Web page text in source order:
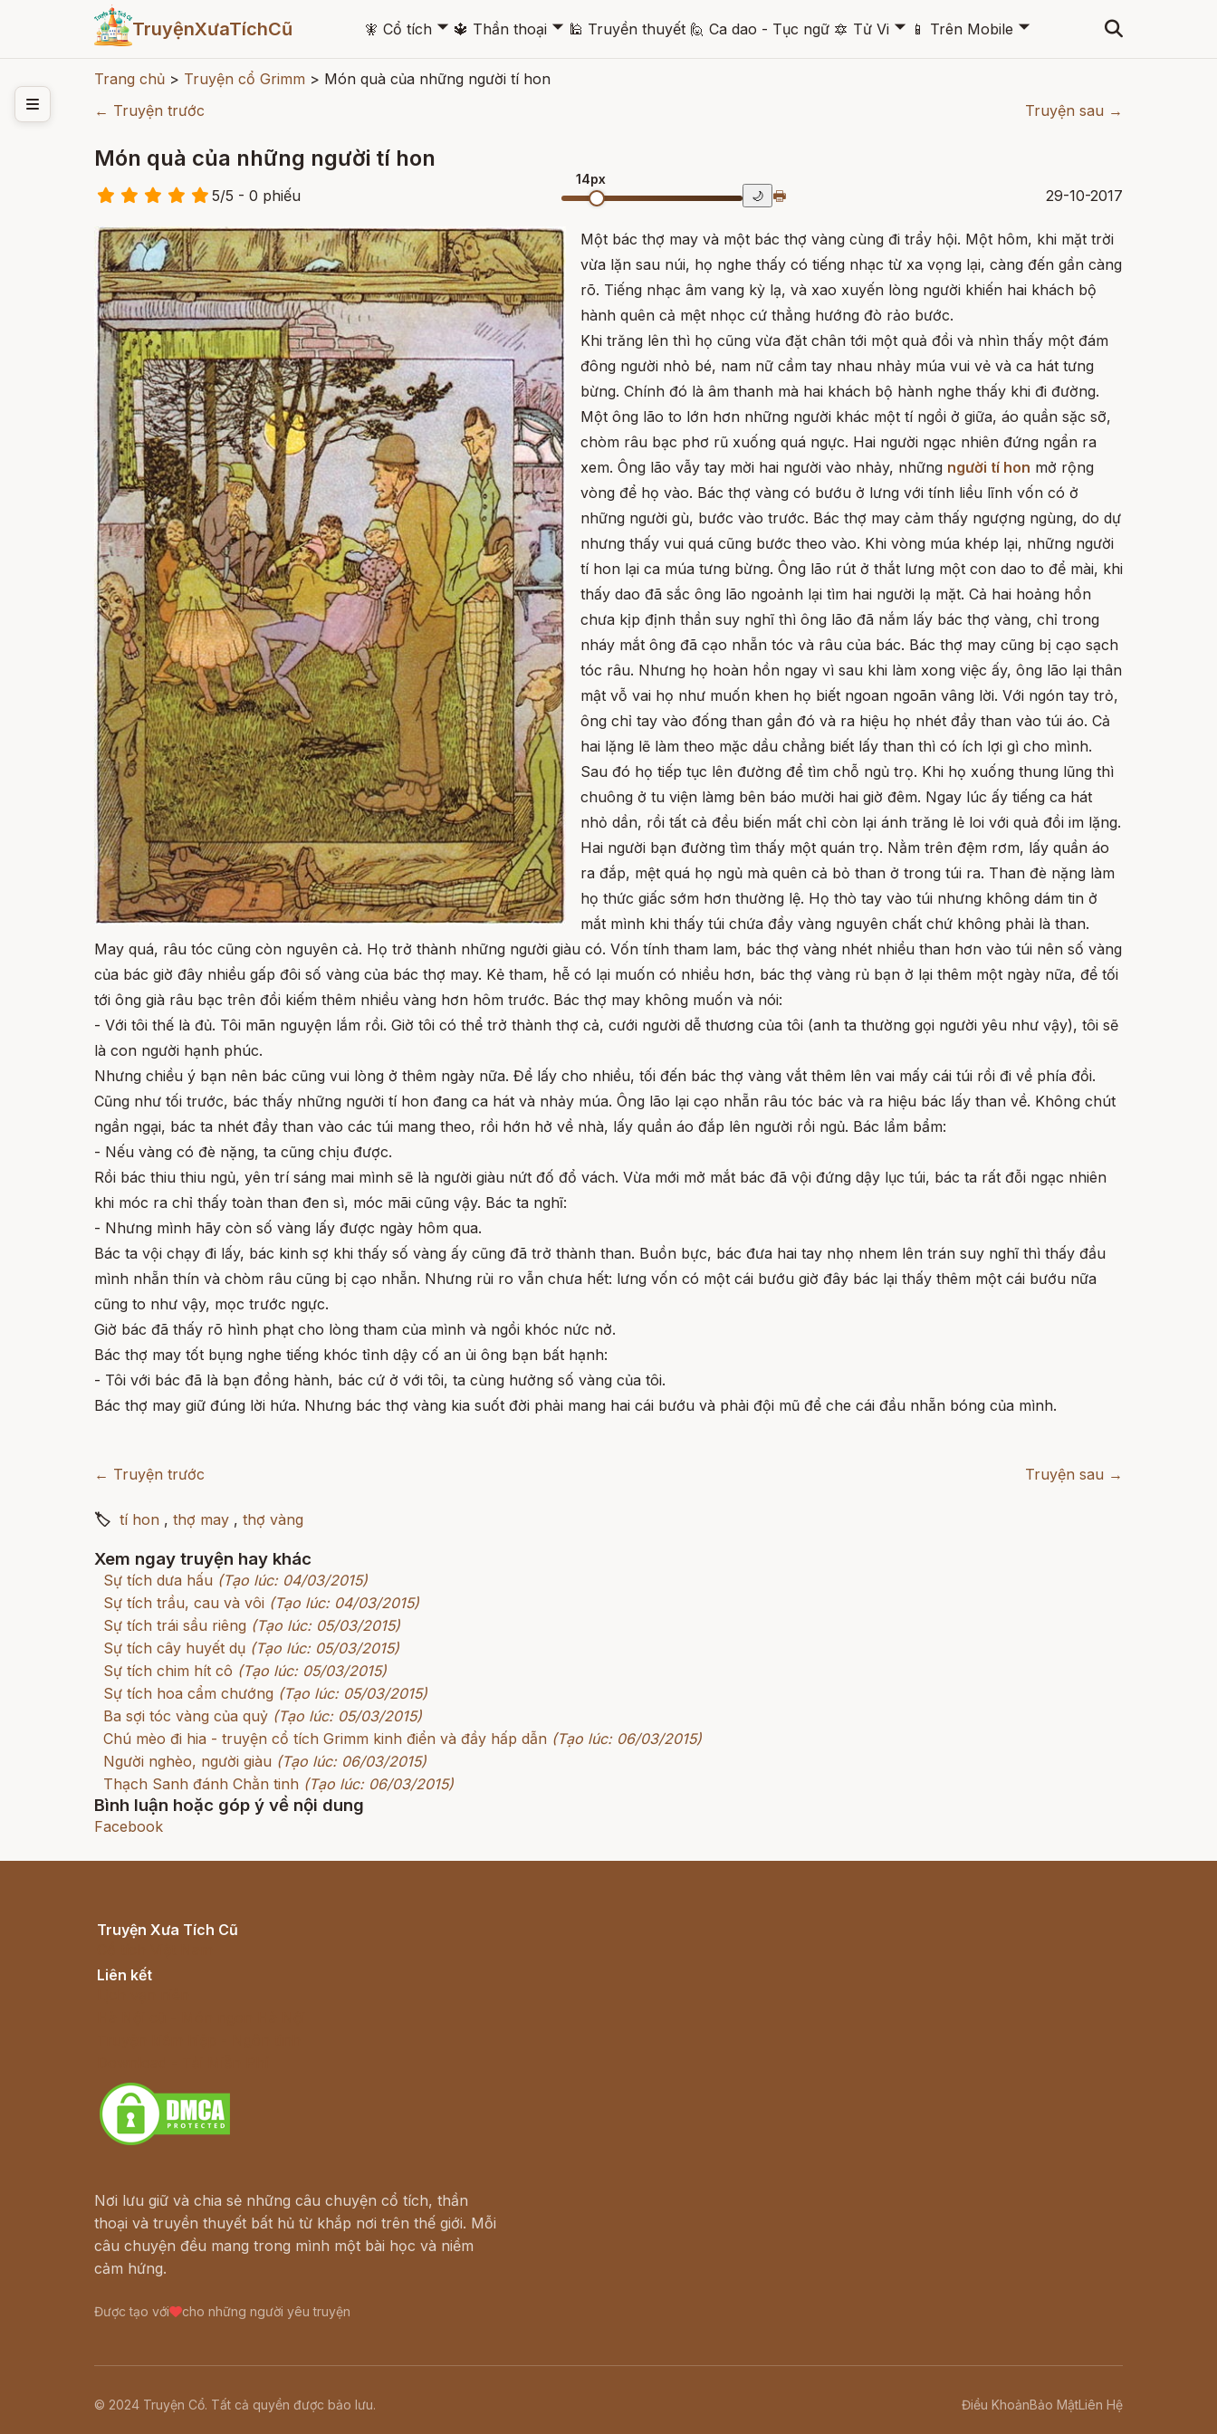
TruyệnXưaTíchCũ 🧚 Cổ tích 🞃 🔱 Thần thoại 🞃 🕌 Truyền thuyết 🙋 Ca dao - Tục ngữ 🔯 Tử Vi 🞃 📱 Trên Mobile 🞃
Trang chủ > Truyện cổ Grimm > Món quà của những người tí hon
← Truyện trước
Truyện sau →
Món quà của những người tí hon
5/5 - 0 phiếu
14px
🌙 🖶 29-10-2017
Một bác thợ may và một bác thợ vàng cùng đi trẩy hội. Một hôm, khi mặt trời
vừa lặn sau núi, họ nghe thấy có tiếng nhạc từ xa vọng lại, càng đến gần càng
rõ. Tiếng nhạc âm vang kỳ lạ, và xao xuyến lòng người khiến hai khách bộ
hành quên cả mệt nhọc cứ thẳng hướng đò rảo bước.
Khi trăng lên thì họ cũng vừa đặt chân tới một quả đồi và nhìn thấy một đám
đông người nhỏ bé, nam nữ cầm tay nhau nhảy múa vui vẻ và ca hát tưng
bừng. Chính đó là âm thanh mà hai khách bộ hành nghe thấy khi đi đường.
Một ông lão to lớn hơn những người khác một tí ngồi ở giữa, áo quần sặc sỡ,
chòm râu bạc phơ rũ xuống quá ngực. Hai người ngạc nhiên đứng ngẩn ra
xem. Ông lão vẫy tay mời hai người vào nhảy, những người tí hon mở rộng
vòng để họ vào. Bác thợ vàng có bướu ở lưng với tính liều lĩnh vốn có ở
những người gù, bước vào trước. Bác thợ may cảm thấy ngượng ngùng, do dự
nhưng thấy vui quá cũng bước theo vào. Khi vòng múa khép lại, những người
tí hon lại ca múa tưng bừng. Ông lão rút ở thắt lưng một con dao to để mài, khi
thấy dao đã sắc ông lão ngoảnh lại tìm hai người lạ mặt. Cả hai hoảng hồn
chưa kịp định thần suy nghĩ thì ông lão đã nắm lấy bác thợ vàng, chỉ trong
nháy mắt ông đã cạo nhẵn tóc và râu của bác. Bác thợ may cũng bị cạo sạch
tóc râu. Nhưng họ hoàn hồn ngay vì sau khi làm xong việc ấy, ông lão lại thân
mật vỗ vai họ như muốn khen họ biết ngoan ngoãn vâng lời. Với ngón tay trỏ,
ông chỉ tay vào đống than gần đó và ra hiệu họ nhét đầy than vào túi áo. Cả
hai lặng lẽ làm theo mặc dầu chẳng biết lấy than thì có ích lợi gì cho mình.
Sau đó họ tiếp tục lên đường để tìm chỗ ngủ trọ. Khi họ xuống thung lũng thì
chuông ở tu viện làmg bên báo mười hai giờ đêm. Ngay lúc ấy tiếng ca hát
nhỏ dần, rồi tất cả đều biến mất chỉ còn lại ánh trăng lẻ loi với quả đồi im lặng.
Hai người bạn đường tìm thấy một quán trọ. Nằm trên đệm rơm, lấy quần áo
ra đắp, mệt quá họ ngủ mà quên cả bỏ than ở trong túi ra. Than đè nặng làm
họ thức giấc sớm hơn thường lệ. Họ thò tay vào túi nhưng không dám tin ở
mắt mình khi thấy túi chứa đầy vàng nguyên chất chứ không phải là than.
May quá, râu tóc cũng còn nguyên cả. Họ trở thành những người giàu có. Vốn tính tham lam, bác thợ vàng nhét nhiều than hơn vào túi nên số vàng
của bác giờ đây nhiều gấp đôi số vàng của bác thợ may. Kẻ tham, hễ có lại muốn có nhiều hơn, bác thợ vàng rủ bạn ở lại thêm một ngày nữa, để tối
tới ông già râu bạc trên đồi kiếm thêm nhiều vàng hơn hôm trước. Bác thợ may không muốn và nói:
- Với tôi thế là đủ. Tôi mãn nguyện lắm rồi. Giờ tôi có thể trở thành thợ cả, cưới người dễ thương của tôi (anh ta thường gọi người yêu như vậy), tôi sẽ
là con người hạnh phúc.
Nhưng chiều ý bạn nên bác cũng vui lòng ở thêm ngày nữa. Để lấy cho nhiều, tối đến bác thợ vàng vắt thêm lên vai mấy cái túi rồi đi về phía đồi.
Cũng như tối trước, bác thấy những người tí hon đang ca hát và nhảy múa. Ông lão lại cạo nhẵn râu tóc bác và ra hiệu bác lấy than về. Không chút
ngần ngại, bác ta nhét đầy than vào các túi mang theo, rồi hớn hở về nhà, lấy quần áo đắp lên người rồi ngủ. Bác lẩm bẩm:
- Nếu vàng có đè nặng, ta cũng chịu được.
Rồi bác thiu thiu ngủ, yên trí sáng mai mình sẽ là người giàu nứt đố đổ vách. Vừa mới mở mắt bác đã vội đứng dậy lục túi, bác ta rất đỗi ngạc nhiên
khi móc ra chỉ thấy toàn than đen sì, móc mãi cũng vậy. Bác ta nghĩ:
- Nhưng mình hãy còn số vàng lấy được ngày hôm qua.
Bác ta vội chạy đi lấy, bác kinh sợ khi thấy số vàng ấy cũng đã trở thành than. Buồn bực, bác đưa hai tay nhọ nhem lên trán suy nghĩ thì thấy đầu
mình nhẵn thín và chòm râu cũng bị cạo nhẵn. Nhưng rủi ro vẫn chưa hết: lưng vốn có một cái bướu giờ đây bác lại thấy thêm một cái bướu nữa
cũng to như vậy, mọc trước ngực.
Giờ bác đã thấy rõ hình phạt cho lòng tham của mình và ngồi khóc nức nở.
Bác thợ may tốt bụng nghe tiếng khóc tỉnh dậy cố an ủi ông bạn bất hạnh:
- Tôi với bác đã là bạn đồng hành, bác cứ ở với tôi, ta cùng hưởng số vàng của tôi.
Bác thợ may giữ đúng lời hứa. Nhưng bác thợ vàng kia suốt đời phải mang hai cái bướu và phải đội mũ để che cái đầu nhẵn bóng của mình.
← Truyện trước Truyện sau →
🏷 tí hon , thợ may , thợ vàng
Xem ngay truyện hay khác
Sự tích dưa hấu (Tạo lúc: 04/03/2015)
Sự tích trầu, cau và vôi (Tạo lúc: 04/03/2015)
Sự tích trái sầu riêng (Tạo lúc: 05/03/2015)
Sự tích cây huyết dụ (Tạo lúc: 05/03/2015)
Sự tích chim hít cô (Tạo lúc: 05/03/2015)
Sự tích hoa cẩm chướng (Tạo lúc: 05/03/2015)
Ba sợi tóc vàng của quỷ (Tạo lúc: 05/03/2015)
Chú mèo đi hia - truyện cổ tích Grimm kinh điển và đầy hấp dẫn (Tạo lúc: 06/03/2015)
Người nghèo, người giàu (Tạo lúc: 06/03/2015)
Thạch Sanh đánh Chằn tinh (Tạo lúc: 06/03/2015)
Bình luận hoặc góp ý về nội dung
Facebook
Truyện Xưa Tích Cũ
Liên kết
Nơi lưu giữ và chia sẻ những câu chuyện cổ tích, thần
thoại và truyền thuyết bất hủ từ khắp nơi trên thế giới. Mỗi
câu chuyện đều mang trong mình một bài học và niềm
cảm hứng.
Được tạo với cho những người yêu truyện
© 2024 Truyện Cổ. Tất cả quyền được bảo lưu. Điều KhoảnBảo MậtLiên Hệ